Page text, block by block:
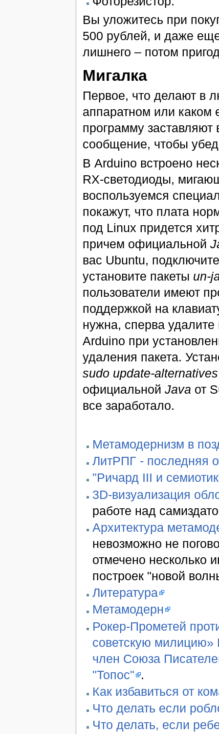
Вы уложитесь при
500 рублей, и даже еще
лишнего – потом
Мигалка
Первое, что делают в
аппаратном или каком
программу
сообщение, чтобы
В Arduino встроено
RX-светодиоды,
воспользуемся
покажут, что плата
под Linux придется
причем официальной
вас Ubuntu,
установите пакеты un-
пользователи имеют
поддержкой на
нужна, сперва удалите
Arduino при
удаления пакета.
sudo update-
официальной Java от
все заработало.
Метамодернизм в
ЛитРПГ - последняя
"Ричард III и
3D-визуализация
работе над
Архитектура
невозможно не
отмечено несколько
построек "новой
Литература
Метамодерн
Рокер-Прометей
советскую
член Союза
"Топос" .
Как избавиться от
Что делать если
Что делать, если